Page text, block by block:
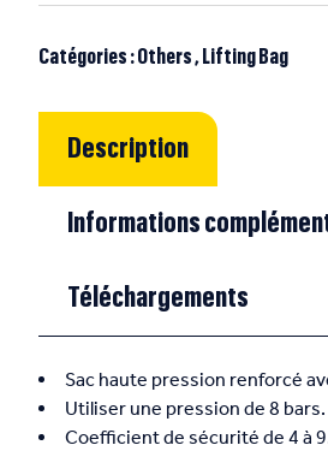
Catégories :Others, Lifting Bag
Description
Informations
Téléchargements
Sac haute pression renforcé
Utiliser une pression de 8 bars.
Coefficient de sécurité de 4 à